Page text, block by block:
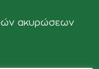
ακυρώσεων